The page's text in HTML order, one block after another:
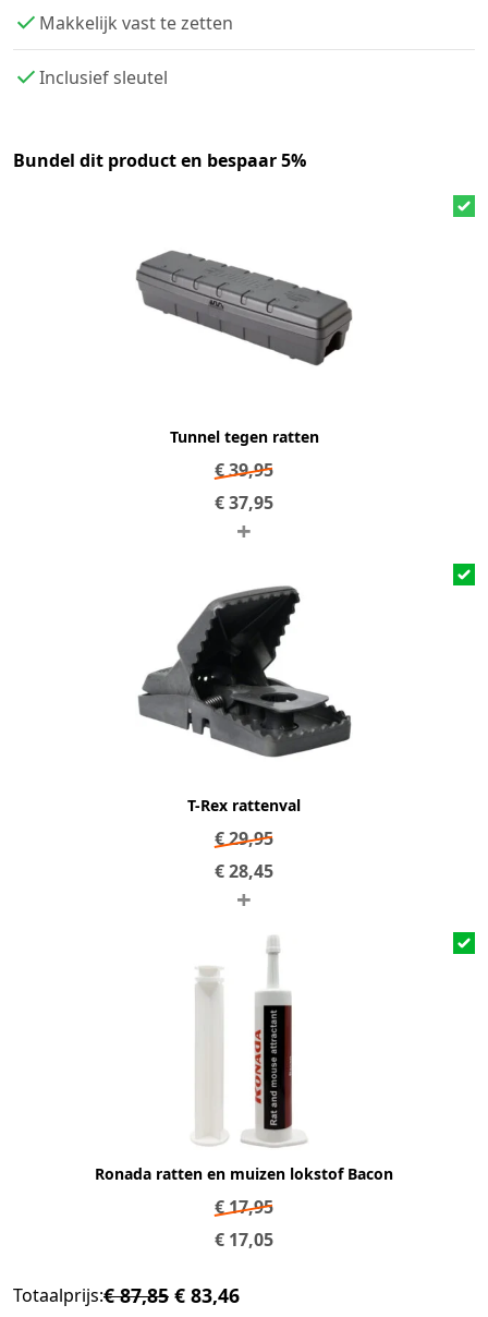
Makkelijk vast te zetten
Inclusief sleutel
Bundel dit product en bespaar 5%
Tunnel tegen ratten
€39,95
€37,95
+
T-Rex rattenval
€29,95
€28,45
+
Ronada ratten en muizen lokstof Bacon
€17,95
€ 17,05
Totaalprijs:€ 87,85 € 83,46